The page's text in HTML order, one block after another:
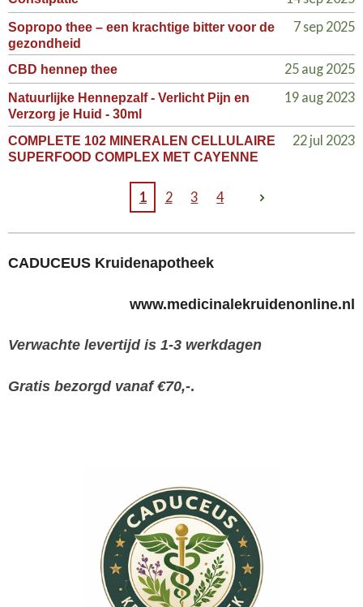
Sopropo thee – een krachtige bitter voor de
gezondheid
7 sep 2025
CBD hennep thee 25 aug 2025
Natuurlijke Hennepzalf - Verlicht Pijn en
Verzorg je Huid - 30ml
19 aug 2023
COMPLETE 102 MINERALEN CELLULAIRE
SUPERFOOD COMPLEX MET CAYENNE
22 jul 2023
1 2 3 4
CADUCEUS Kruidenapotheek
www.medicinalekruidenonline.nl
Verwachte levertijd is 1-3 werkdagen
Gratis bezorgd vanaf €70,-.